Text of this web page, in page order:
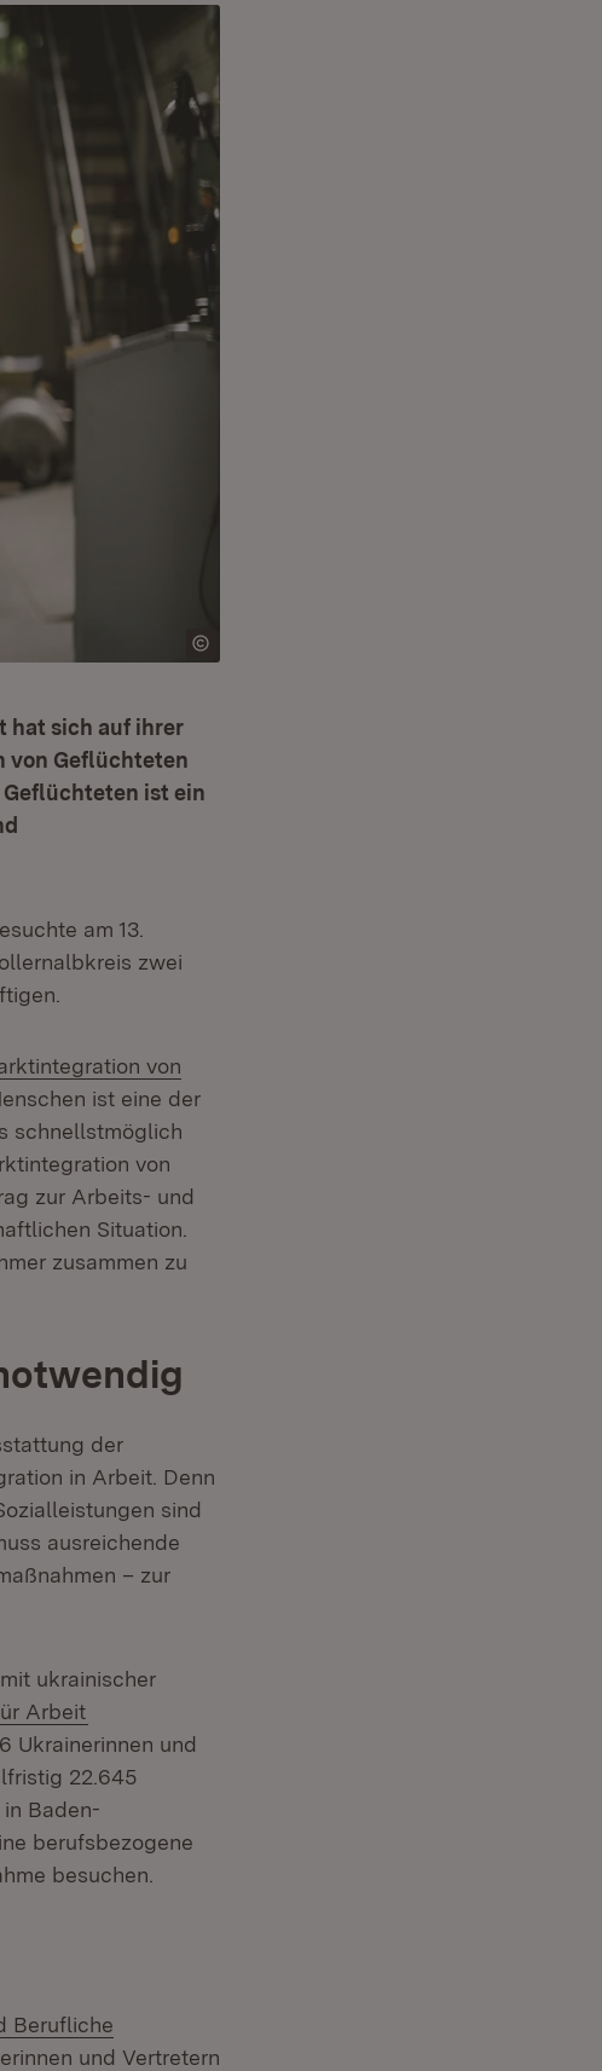
hat sich auf ihrer
von Geflüchteten
ist ein
am 13.
zwei
von
ist eine der
schnellstmöglich
von
zur Arbeits- und
Situation.
zusammen zu
der
in Arbeit. Denn
sind
ausreichende
– zur
ukrainischer
Arbeit
Ukrainerinnen und
22.645
Baden-
berufsbezogene
besuchen.
Berufliche
und Vertretern